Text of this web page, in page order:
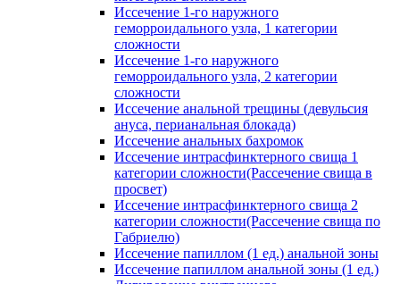
Иссечение 1-го наружного
геморроидального узла, 1 категории
сложности
Иссечение 1-го наружного
геморроидального узла, 2 категории
сложности
Иссечение анальной трещины (девульсия
ануса, перианальная блокада)
Иссечение анальных бахромок
Иссечение интрасфинктерного свища 1
категории сложности(Рассечение свища в
просвет)
Иссечение интрасфинктерного свища 2
категории сложности(Рассечение свища по
Габриелю)
Иссечение папиллом (1 ед.) анальной зоны
Иссечение папиллом анальной зоны (1 ед.)